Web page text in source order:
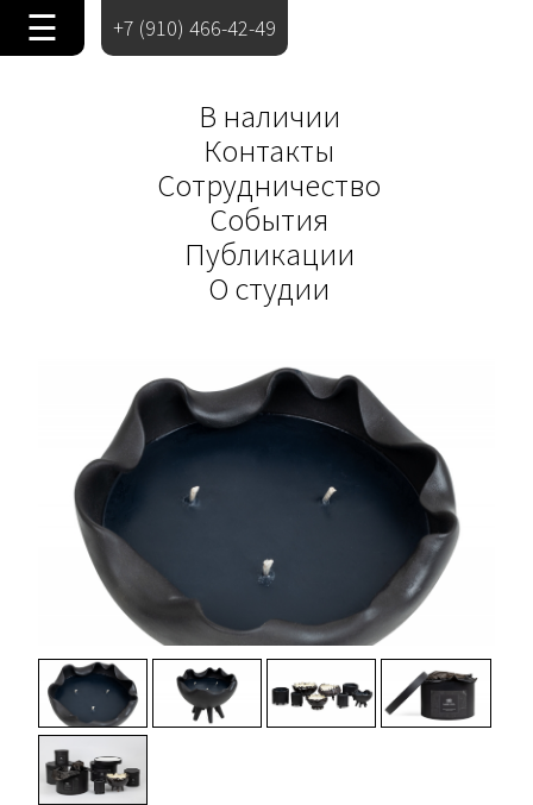
☰ +7 (910) 466-42-49
В наличии
Контакты
Сотрудничество
События
Публикации
О студии